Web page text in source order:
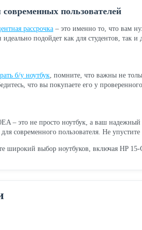
пользователей
рассрочка – это именно то, что вам
подойдет как для студентов, так и
б/у ноутбук, помните, что важны не
что вы покупаете его у
– это не просто ноутбук, а ваш
современного пользователя. Не упустите
широкий выбор ноутбуков, включая HP